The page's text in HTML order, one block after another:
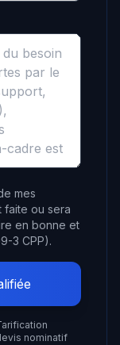
mes
faite ou sera
en bonne et
3 CPP).
nominatif